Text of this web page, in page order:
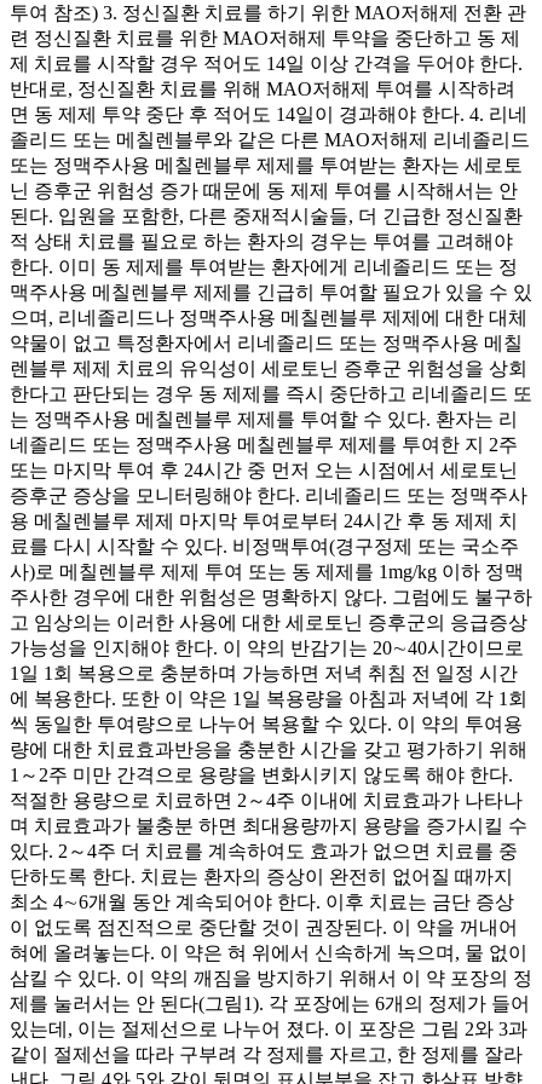
투여 참조) 3. 정신질환 치료를 하기 위한 MAO저해제 전환 관
련 정신질환 치료를 위한 MAO저해제 투약을 중단하고 동 제
제 치료를 시작할 경우 적어도 14일 이상 간격을 두어야 한다.
반대로, 정신질환 치료를 위해 MAO저해제 투여를 시작하려
면 동 제제 투약 중단 후 적어도 14일이 경과해야 한다. 4. 리네
졸리드 또는 메칠렌블루와 같은 다른 MAO저해제 리네졸리드
또는 정맥주사용 메칠렌블루 제제를 투여받는 환자는 세로토
닌 증후군 위험성 증가 때문에 동 제제 투여를 시작해서는 안
된다. 입원을 포함한, 다른 중재적시술들, 더 긴급한 정신질환
적 상태 치료를 필요로 하는 환자의 경우는 투여를 고려해야
한다. 이미 동 제제를 투여받는 환자에게 리네졸리드 또는 정
맥주사용 메칠렌블루 제제를 긴급히 투여할 필요가 있을 수 있
으며, 리네졸리드나 정맥주사용 메칠렌블루 제제에 대한 대체
약물이 없고 특정환자에서 리네졸리드 또는 정맥주사용 메칠
렌블루 제제 치료의 유익성이 세로토닌 증후군 위험성을 상회
한다고 판단되는 경우 동 제제를 즉시 중단하고 리네졸리드 또
는 정맥주사용 메칠렌블루 제제를 투여할 수 있다. 환자는 리
네졸리드 또는 정맥주사용 메칠렌블루 제제를 투여한 지 2주
또는 마지막 투여 후 24시간 중 먼저 오는 시점에서 세로토닌
증후군 증상을 모니터링해야 한다. 리네졸리드 또는 정맥주사
용 메칠렌블루 제제 마지막 투여로부터 24시간 후 동 제제 치
료를 다시 시작할 수 있다. 비정맥투여(경구정제 또는 국소주
사)로 메칠렌블루 제제 투여 또는 동 제제를 1mg/kg 이하 정맥
주사한 경우에 대한 위험성은 명확하지 않다. 그럼에도 불구하
고 임상의는 이러한 사용에 대한 세로토닌 증후군의 응급증상
가능성을 인지해야 한다. 이 약의 반감기는 20∼40시간이므로
1일 1회 복용으로 충분하며 가능하면 저녁 취침 전 일정 시간
에 복용한다. 또한 이 약은 1일 복용량을 아침과 저녁에 각 1회
씩 동일한 투여량으로 나누어 복용할 수 있다. 이 약의 투여용
량에 대한 치료효과반응을 충분한 시간을 갖고 평가하기 위해
1～2주 미만 간격으로 용량을 변화시키지 않도록 해야 한다.
적절한 용량으로 치료하면 2～4주 이내에 치료효과가 나타나
며 치료효과가 불충분 하면 최대용량까지 용량을 증가시킬 수
있다. 2～4주 더 치료를 계속하여도 효과가 없으면 치료를 중
단하도록 한다. 치료는 환자의 증상이 완전히 없어질 때까지
최소 4∼6개월 동안 계속되어야 한다. 이후 치료는 금단 증상
이 없도록 점진적으로 중단할 것이 권장된다. 이 약을 꺼내어
혀에 올려놓는다. 이 약은 혀 위에서 신속하게 녹으며, 물 없이
삼킬 수 있다. 이 약의 깨짐을 방지하기 위해서 이 약 포장의 정
제를 눌러서는 안 된다(그림1). 각 포장에는 6개의 정제가 들어
있는데, 이는 절제선으로 나누어 졌다. 이 포장은 그림 2와 3과
같이 절제선을 따라 구부려 각 정제를 자르고, 한 정제를 잘라